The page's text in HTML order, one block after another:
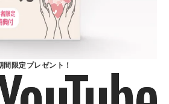
間限定プレゼント！